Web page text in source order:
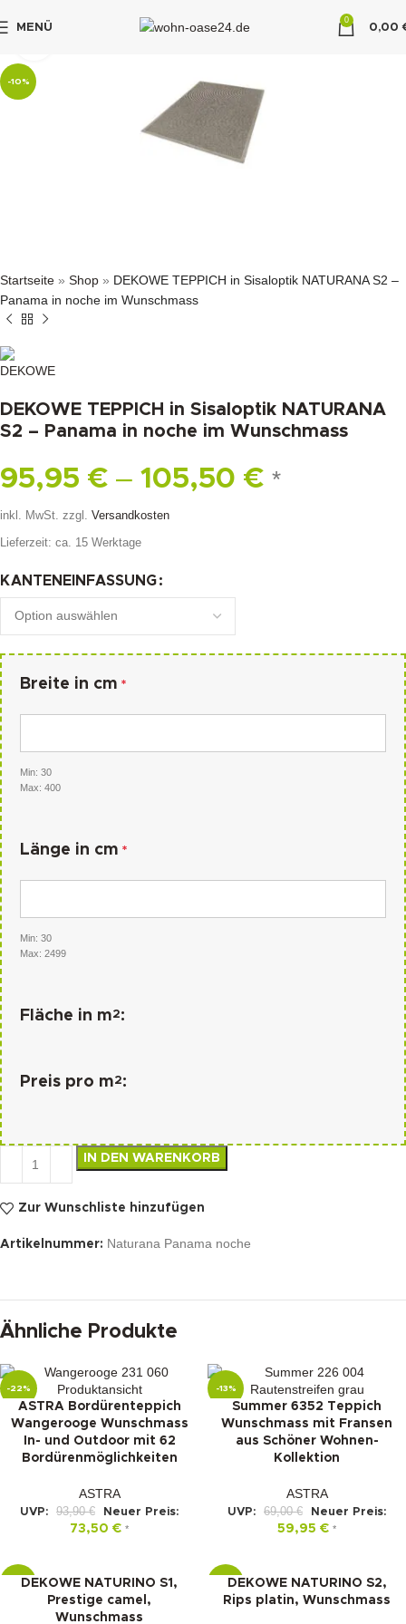
MENÜ
0
0,00
-10%
Startseite » Shop » DEKOWE TEPPICH in Sisaloptik NATURANA S2 –
Panama in noche im Wunschmass
DEKOWE TEPPICH in Sisaloptik NATURANA
S2 – Panama in noche im Wunschmass
95,95 € – 105,50 € *
inkl. MwSt. zzgl. Versandkosten
Lieferzeit: ca. 15 Werktage
KANTENEINFASSUNG
Breite in cm *
Min: 30
Max: 400
Länge in cm *
Min: 30
Max: 2499
Fläche in m2:
Preis pro m2:
IN DEN WARENKORB
Zur Wunschliste hinzufügen
Artikelnummer: Naturana Panama noche
Ähnliche Produkte
-22%
ASTRA Bordürenteppich
Wangerooge Wunschmass
In- und Outdoor mit 62
Bordürenmöglichkeiten
ASTRA
UVP: 93,90€ Neuer Preis:
73,50 € *
-13%
Summer 6352 Teppich
Wunschmass mit Fransen
aus Schöner Wohnen-
Kollektion
ASTRA
UVP: 69,00€ Neuer Preis:
59,95 € *
-15%DEKOWE NATURINO S1,
Prestige camel,
Wunschmass
-10%DEKOWE NATURINO S2,
Rips platin, Wunschmass